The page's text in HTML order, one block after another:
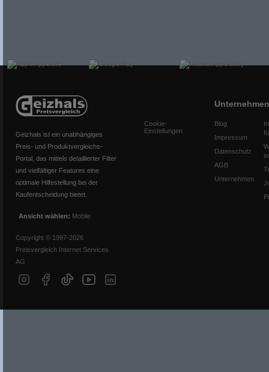
Geizhals ist ein unabhängiges
Preis- und Produktvergleichs-
Portal, das mittels detaillierter Filter
und vielfältiger Features eine
optimale Hilfestellung bei der
Kaufentscheidung bietet.
Ansicht wählen: Mobile
Copyright © 1997-2026
Preisvergleich Internet Services
AG
Cookie-
Einstellungen
Unternehmen
Blog
Impressum
Datenschutz
AGB
Unternehmen